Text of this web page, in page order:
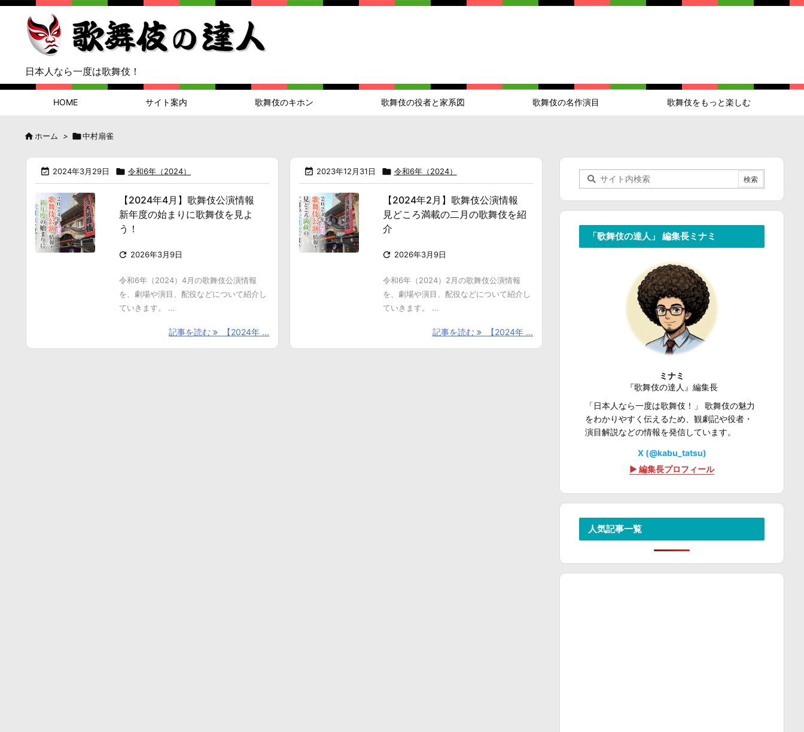
日本人なら一度は歌舞伎！
HOME サイト案内 歌舞伎のキホン 歌舞伎の役者と家系図 歌舞伎の名作演目 歌舞伎をもっと楽しむ
 ホーム > 中村扇雀
 2024年3月29日  令和6年（2024）
【2024年4月】歌舞伎公演情報
新年度の始まりに歌舞伎を見よ
う！
 2026年3月9日
令和6年（2024）4月の歌舞伎公演情報
を、劇場や演目、配役などについて紹介し
ていきます。 ...
記事を読む 【2024年 ...
 2023年12月31日  令和6年（2024）
【2024年2月】歌舞伎公演情報
見どころ満載の二月の歌舞伎を紹
介
 2026年3月9日
令和6年（2024）2月の歌舞伎公演情報
を、劇場や演目、配役などについて紹介し
ていきます。 ...
記事を読む 【2024年 ...
「歌舞伎の達人」 編集長ミナミ
ミナミ
『歌舞伎の達人』編集長
「日本人なら一度は歌舞伎！」 歌舞伎の魅力
をわかりやすく伝えるため、観劇記や役者・
演目解説などの情報を発信しています。
X (@kabu_tatsu)
▶ 編集長プロフィール
人気記事一覧